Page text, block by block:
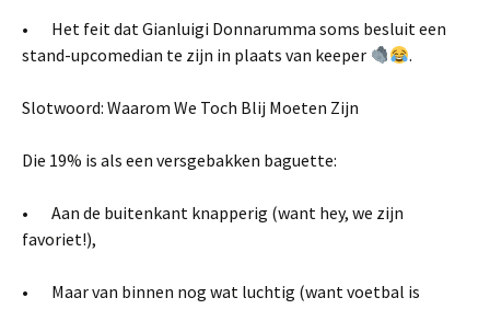
• Het feit dat Gianluigi Donnarumma soms besluit een
stand-upcomedian te zijn in plaats van keeper
.
Slotwoord: Waarom We Toch Blij Moeten Zijn
Die 19% is als een versgebakken baguette:
• Aan de buitenkant knapperig (want hey, we zijn
favoriet!),
• Maar van binnen nog wat luchtig (want voetbal is